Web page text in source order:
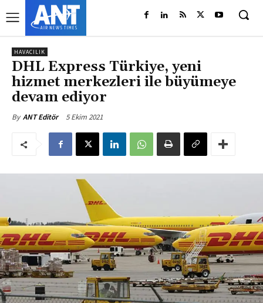
HAVACILIK
DHL Express Türkiye, yeni
hizmet merkezleri ile büyümeye
devam ediyor
By ANT Editör 5 Ekim 2021